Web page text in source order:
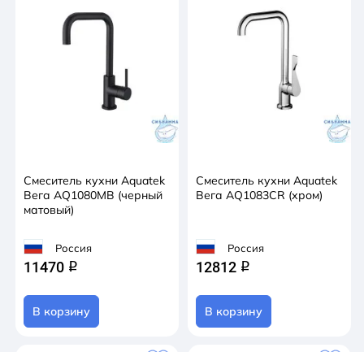
Смеситель кухни Aquatek
Вега AQ1080MB (черный
матовый)
Россия
11470 q
В корзину
Смеситель кухни Aquatek
Вега AQ1083CR (хром)
Россия
12812 q
В корзину